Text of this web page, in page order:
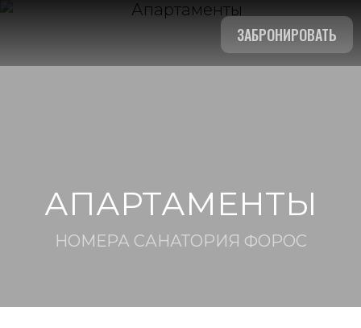
ЗАБРОНИРОВАТЬ
АПАРТАМЕНТЫ
НОМЕРА САНАТОРИЯ ФОРОС